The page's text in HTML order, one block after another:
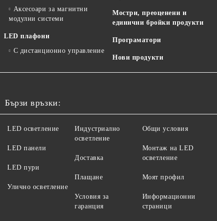
Аксесоари за магнитни
модулни системи
LED плафони
С дистанционно управление
Мостри, преоценени и
единични бройки продукти
Програматори
Нови продукти
Бързи връзки:
LED осветление
LED панели
LED пури
Улично осветление
Индустриално
осветление
Доставка
Плащане
Условия за
гаранция
Общи условия
Монтаж на LED
осветление
Моят профил
Информационни
страници